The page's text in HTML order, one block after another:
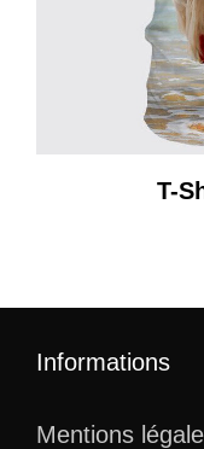
T-
Informations
Mentions